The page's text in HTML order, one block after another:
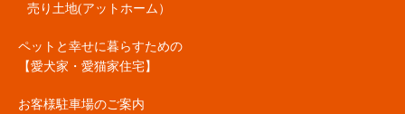
売り土地(アットホーム）
ペットと幸せに暮らすための
【愛犬家・愛猫家住宅】
お客様駐車場のご案内